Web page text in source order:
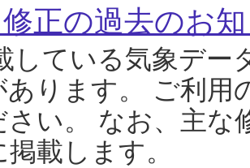
正の過去のお
している気象デー
あります。 ご利用
さい。 なお、主な
載します。